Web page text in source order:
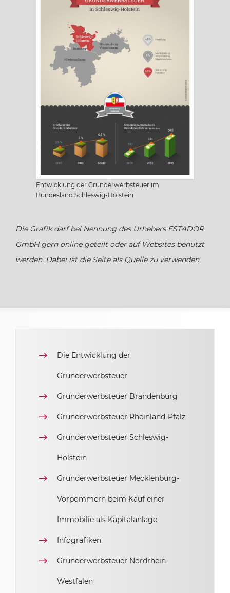
Mecklenburg-Vorpommern
Niedersachsen
Nordrhein-Westfalen
Rheinland-Pfalz
Saarland
Schleswig Holstein
Thüringen
Entwicklung der Grunderwerbsteuer im
Bundesland Schleswig-Holstein
Die Grafik darf bei Nennung des Urhebers ESTADOR
GmbH gern online geteilt oder auf Websites benutzt
werden. Dabei ist die Seite als Quelle zu verwenden.
Die Entwicklung der
Grunderwerbsteuer
Grunderwerbsteuer Brandenburg
Grunderwerbsteuer Rheinland-Pfalz
Grunderwerbsteuer Schleswig-
Holstein
Grunderwerbsteuer Mecklenburg-
Vorpommern beim Kauf einer
Immobilie als Kapitalanlage
Infografiken
Grunderwerbsteuer Nordrhein-
Westfalen